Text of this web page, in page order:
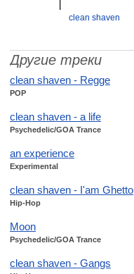
clean shaven
Другие треки
clean shaven - Regge
POP
clean shaven - a life
Psychedelic/GOA Trance
an experience
Experimental
clean shaven - I'am Ghetto
Hip-Hop
Moon
Psychedelic/GOA Trance
clean shaven - Gangs